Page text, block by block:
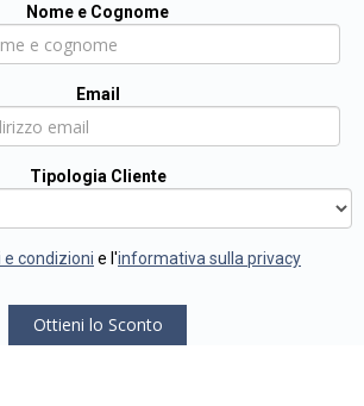
Nome e Cognome
Email
Tipologia Cliente
condizioni e l'informativa sulla privacy
Ottieni lo Sconto